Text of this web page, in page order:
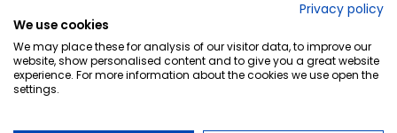
Privacy policy
We use cookies
We may place these for analysis of our visitor data, to improve our
website, show personalised content and to give you a great website
experience. For more information about the cookies we use open the
settings.